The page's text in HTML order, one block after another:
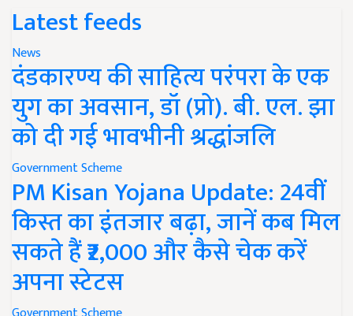
Latest feeds
News
दंडकारण्य की साहित्य परंपरा के एक
युग का अवसान, डॉ (प्रो). बी. एल. झा
को दी गई भावभीनी श्रद्धांजलि
Government Scheme
PM Kisan Yojana Update: 24वीं
किस्त का इंतजार बढ़ा, जानें कब मिल
सकते हैं ₹2,000 और कैसे चेक करें
अपना स्टेटस